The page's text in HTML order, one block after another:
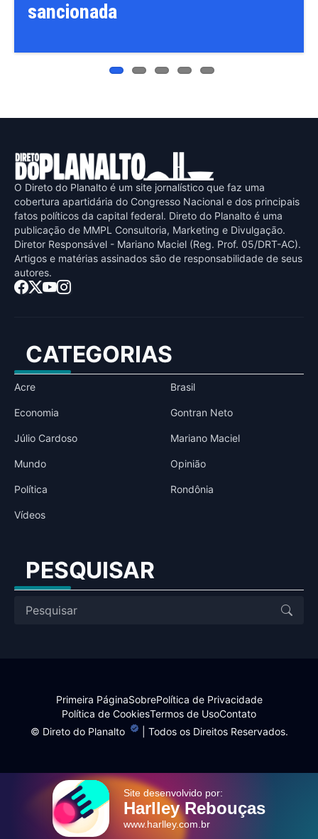
como vice na disputa à
O Direto do Planalto é um site jornalístico que faz uma
cobertura apartidária do Congresso Nacional e dos principais
fatos políticos da capital federal. Direto do Planalto é uma
publicaçāo de MMPL Consultoria, Marketing e Divulgaçāo.
Diretor Responsável - Mariano Maciel (Reg. Prof. 05/DRT-AC).
Artigos e matérias assinados sāo de responsabilidade de seus
autores.
CATEGORIAS
Acre Brasil
Economia Gontran Neto
Júlio Cardoso Mariano Maciel
Mundo Opinião
Política Rondônia
Vídeos
PESQUISAR
© Direto do Planalto | Todos os Direitos Reservados.
Primeira PáginaSobrePolítica de Privacidade
Política de CookiesTermos de UsoContato
Site desenvolvido por:
Harlley Rebouças
www.harlley.com.br